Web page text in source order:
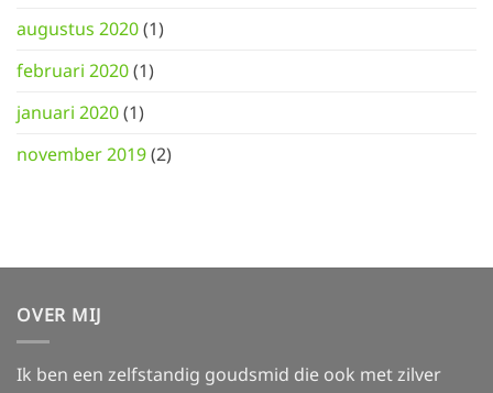
augustus 2020(1)
februari 2020(1)
januari 2020(1)
november 2019(2)
OVER MIJ
Ik ben een zelfstandig goudsmid die ook met zilver